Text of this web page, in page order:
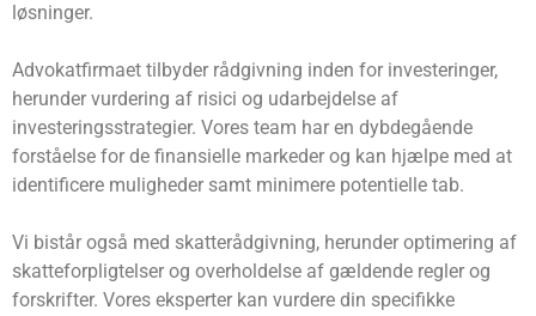
løsninger.
Advokatfirmaet tilbyder rådgivning inden for investeringer,
herunder vurdering af risici og udarbejdelse af
investeringsstrategier. Vores team har en dybdegående
forståelse for de finansielle markeder og kan hjælpe med at
identificere muligheder samt minimere potentielle tab.
Vi bistår også med skatterådgivning, herunder optimering af
skatteforpligtelser og overholdelse af gældende regler og
forskrifter. Vores eksperter kan vurdere din specifikke